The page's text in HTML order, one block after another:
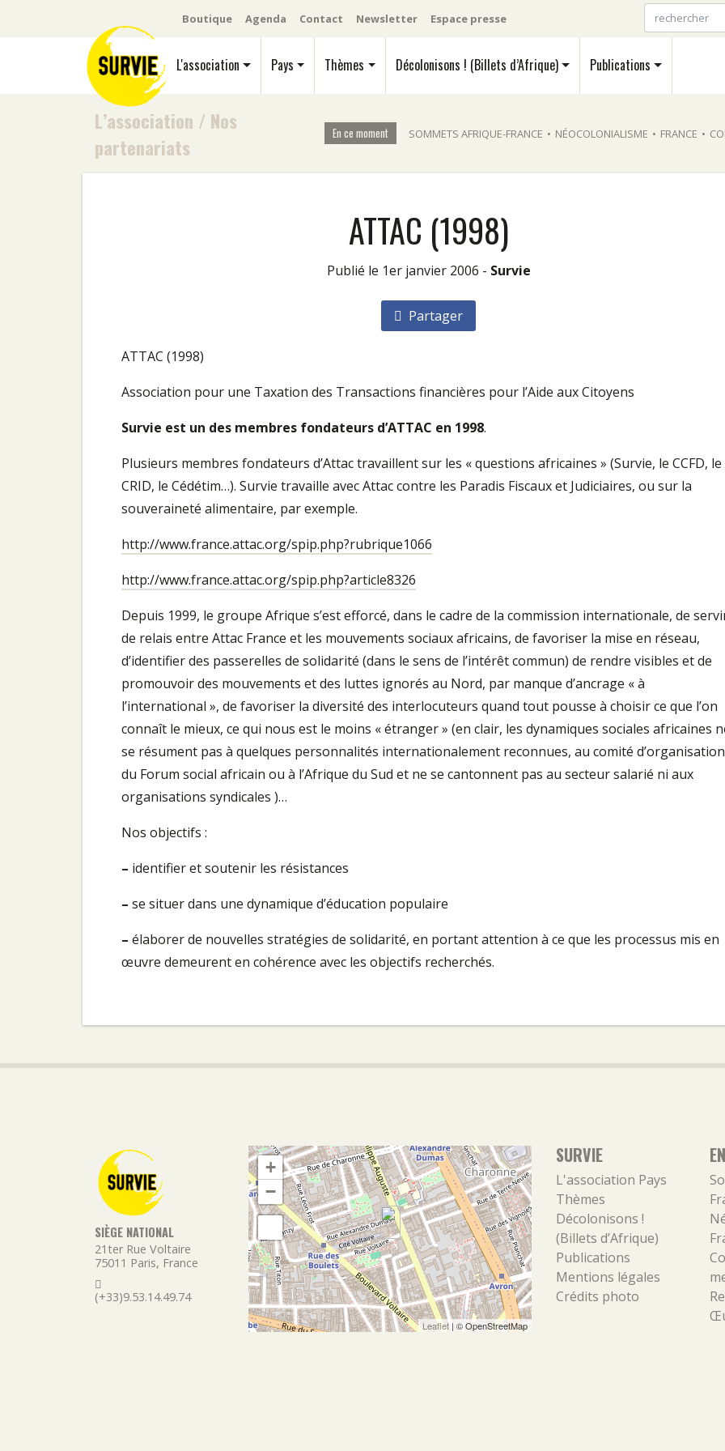
Boutique Agenda Contact Newsletter Espace presse
L'association Pays Thèmes Décolonisons ! (Billets d’Afrique) Publications
L’association / Nos
partenariats
En ce moment SOMMETS AFRIQUE-FRANCE • NÉOCOLONIALISME • FRANCE •
ATTAC (1998)
Publié le 1er janvier 2006 - Survie
Partager
ATTAC (1998)
Association pour une Taxation des Transactions financières pour l’Aide aux Citoyens
Survie est un des membres fondateurs d’ATTAC en 1998.
Plusieurs membres fondateurs d’Attac travaillent sur les « questions africaines » (Survie, le CCFD, le
CRID, le Cédétim…). Survie travaille avec Attac contre les Paradis Fiscaux et Judiciaires, ou sur la
souveraineté alimentaire, par exemple.
http://www.france.attac.org/spip.php?rubrique1066
http://www.france.attac.org/spip.php?article8326
Depuis 1999, le groupe Afrique s’est efforcé, dans le cadre de la commission internationale, de
de relais entre Attac France et les mouvements sociaux africains, de favoriser la mise en réseau,
d’identifier des passerelles de solidarité (dans le sens de l’intérêt commun) de rendre visibles et de
promouvoir des mouvements et des luttes ignorés au Nord, par manque d’ancrage « à
l’international », de favoriser la diversité des interlocuteurs quand tout pousse à choisir ce que l’on
connaît le mieux, ce qui nous est le moins « étranger » (en clair, les dynamiques sociales africaines
se résument pas à quelques personnalités internationalement reconnues, au comité d’organisation
du Forum social africain ou à l’Afrique du Sud et ne se cantonnent pas au secteur salarié ni aux
organisations syndicales )…
Nos objectifs :
– identifier et soutenir les résistances
– se situer dans une dynamique d’éducation populaire
– élaborer de nouvelles stratégies de solidarité, en portant attention à ce que les processus mis en
œuvre demeurent en cohérence avec les objectifs recherchés.
SIÈGE NATIONAL
21ter Rue Voltaire
75011 Paris, France
(+33)9.53.14.49.74
+
−
Leaflet | ©OpenStreetMap
SURVIE
L'association Pays
Thèmes
Décolonisons !
(Billets d’Afrique)
Publications
Mentions légales
Crédits photo